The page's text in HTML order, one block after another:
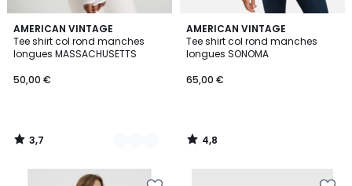
AMERICAN VINTAGE
Tee shirt col rond manches
longues MASSACHUSETTS
50,00 €
3,7
/ 5
5
Couleurs
3,7
/
AMERICAN VINTAGE
Tee shirt col rond manches
longues SONOMA
65,00 €
4,8
/ 5
4,8
/